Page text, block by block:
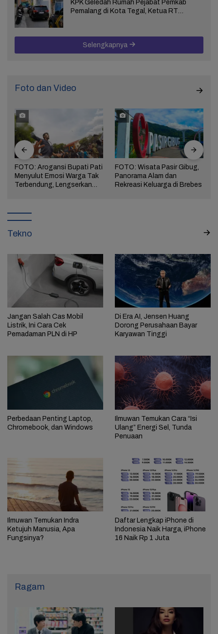
KPK Geledah Rumah Pejabat Pemkab
Pemalang di Kota Tegal, Ketua RT
Selengkapnya
Foto dan Video
FOTO: Arogansi Bupati Pati
Menyulut Emosi Warga Tak
Terbendung, Lengserkan
FOTO: Wisata Pasir Gibug,
Panorama Alam dan
Rekreasi Keluarga di Brebes
Tekno
Jangan Salah Cas Mobil
Listrik, Ini Cara Cek
Pemadaman PLN di HP
Di Era AI, Jensen Huang
Dorong Perusahaan Bayar
Karyawan Tinggi
Perbedaan Penting Laptop,
Chromebook, dan Windows
Ilmuwan Temukan Cara “Isi
Ulang” Energi Sel, Tunda
Penuaan
Ilmuwan Temukan Indra
Ketujuh Manusia, Apa
Fungsinya?
Daftar Lengkap iPhone di
Indonesia Naik Harga, iPhone
16 Naik Rp 1 Juta
Ragam